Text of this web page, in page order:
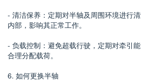
- 清洁保养：定期对半轴及周围环境进行
内部，影响其正常工作。
- 负载控制：避免超载行驶，定期对牵引
合理分配载荷。
6. 如何更换半轴